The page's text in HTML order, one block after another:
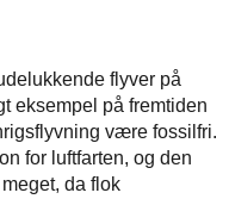
flyver på
eksempel på fremtiden
være fossilfri.
for luftfarten, og den
da flok